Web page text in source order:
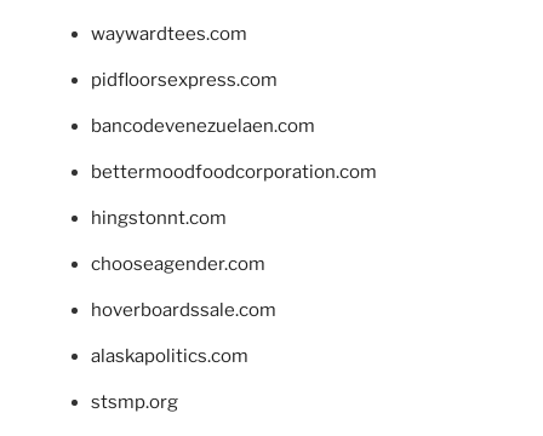
waywardtees.com
pidfloorsexpress.com
bancodevenezuelaen.com
bettermoodfoodcorporation.com
hingstonnt.com
chooseagender.com
hoverboardssale.com
alaskapolitics.com
stsmp.org